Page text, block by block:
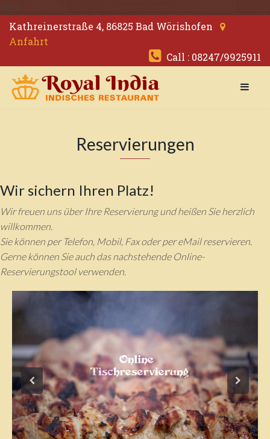
#@#
Kathreinerstraße 4, 86825 Bad Wörishofen
Anfahrt
Call : 08247/9925911
Reservierungen
Wir sichern Ihren Platz!
Wir freuen uns über Ihre Reservierung und heißen Sie herzlich
willkommen.
Sie können per Telefon, Mobil, Fax oder per eMail reservieren.
Gerne können Sie auch das nachstehende Online-
Reservierungstool verwenden.